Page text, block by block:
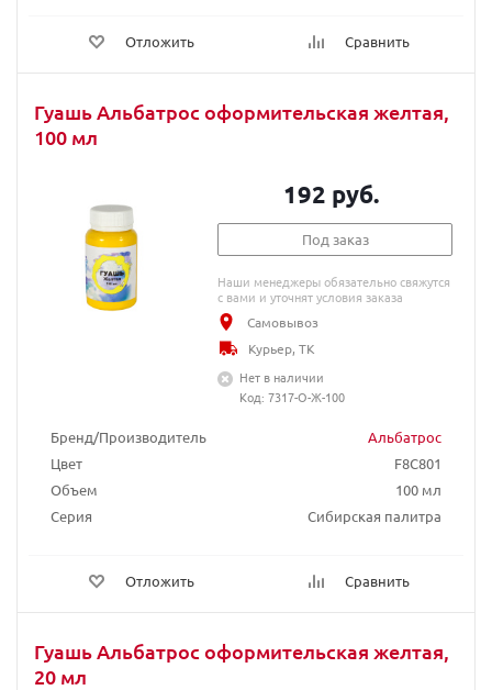
Отложить Сравнить
Гуашь Альбатрос оформительская желтая,
100 мл
Бренд/Производитель
Альбатрос
Цвет
F8C801
Объем
100 мл
Серия
Сибирская палитра
Отложить Сравнить
192 руб.
Под заказ
Наши менеджеры обязательно свяжутся
с вами и уточнят условия заказа
Самовывоз
Курьер, ТК
Нет в наличии
Код: 7317-О-Ж-100
Гуашь Альбатрос оформительская желтая,
20 мл